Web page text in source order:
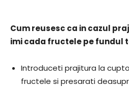
Cum reusesc ca in cazul
imi cada fructele pe fundul
Introduceti prajitura la
fructele si presarati